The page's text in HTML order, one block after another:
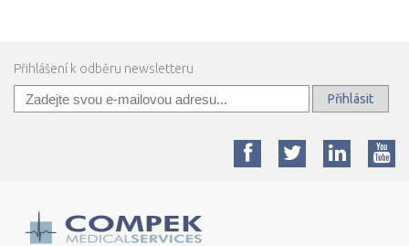
Přihlášení k odběru newsletteru
Přihlásit